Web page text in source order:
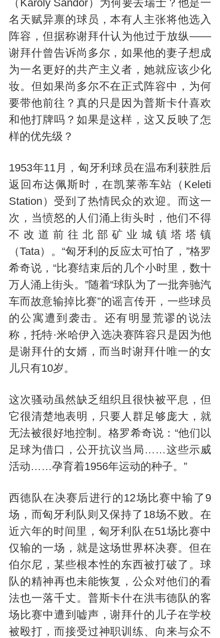
（Karóly Sándor）为何要去瑞士？他是一
名天赋异禀的球员，本有人主张将他选入
阵容，但据称谢拜什认为他过于放纵——
谢拜什曾告诉尚多尔，如果他的妻子想成
为一名更好的共产主义者，她就应该少化
妆。但如果尚多尔不在正式阵容中，为何
要带他前往？真的只是因为普斯卡什喜欢
和他打牌吗？如果是这样，这又反映了怎
样的优先级？
1953年11月，匈牙利球员在温布利获胜后
返回布达佩斯时，在凯莱蒂车站（Keleti
Station）受到了热情民众的欢迎。而这一
次，当愤怒的人们涌上街头时，他们不得
不改道前往北部矿业城镇塔塔镇
（Tata）。“匈牙利的反应太可怕了，”格罗
希奇说，“比赛结束后的几个小时里，数十
万人涌上街头。”随着“球队为了一批奔驰汽
车而故意输掉比赛”的谣言传开，一些球员
的公寓遭到袭击。还有明显荒谬的说法
称，托特·米哈伊入选决赛阵容只是因为他
是谢拜什的女婿，而当时谢拜什唯一的女
儿只有10岁。
这次骚动虽然缺乏组织且很快被平息，但
它很清楚地表明，只要人群足够庞大，就
无法被很好地控制。格罗希奇说：“他们以
足球为借口，公开抗议当局……这些示威
活动……孕育着1956年运动的种子。”
西德队在决赛后进行的12场比赛中输了9
场，而匈牙利队则又保持了18场不败。在
近六年的时间里，匈牙利队在51场比赛中
仅输的一场，就是这场世界杯决赛。但在
伯尔尼，某些根本性的东西被打破了。球
队的精神再也未能恢复，公众对他们的看
法也一落千丈。普斯卡什在洪韦德队的客
场比赛中遭到嘘声，谢拜什的儿子在学校
被殴打，而接受过神职训练、向来与众不